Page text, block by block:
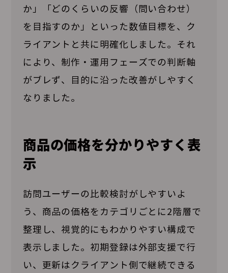
か」「どのくらいの反響（問い合わせ）
を目指すのか」といった数値目標を、ク
ライアントと共に明確化しました。それ
により、制作・運用フェーズでの判断軸
がブレず、目的に沿った改善がしやすく
なりました。
商品の価格を分かりやすく表
示
訪問ユーザーの比較検討がしやすいよ
う、商品の価格をカテゴリごとに2階層で
整理し、視覚的にもわかりやすい構成で
表示しました。初期登録は外部支援で行
い、更新はクライアント側で継続できる